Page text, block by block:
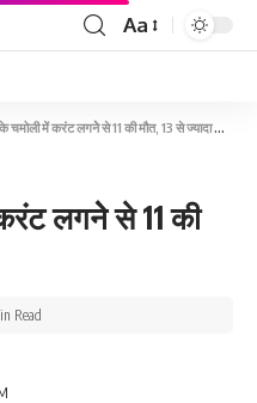
Aa
में करंट लगनेे से 11 की मौत, 13 से ज्‍यादा झुलसे
लगनेे से 11 की
Read